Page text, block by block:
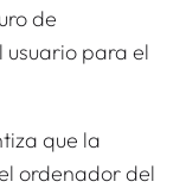
de
usuario para el
que la
ordenador del